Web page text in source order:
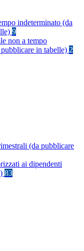
indeterminato (da
9
non a tempo
in tabelle) 2
(da pubblicare
ai dipendenti
83